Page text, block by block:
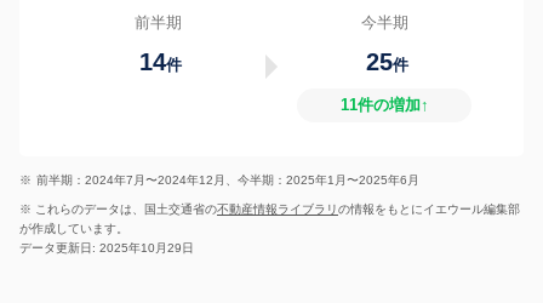
前半期
14件
今半期
25件
11件の増加↑
※ 前半期：2024年7月〜2024年12月、今半期：2025年1月〜2025年6月
※ これらのデータは、国土交通省の不動産情報ライブラリの情報をもとにイエウール編集部
が作成しています。
データ更新日: 2025年10月29日